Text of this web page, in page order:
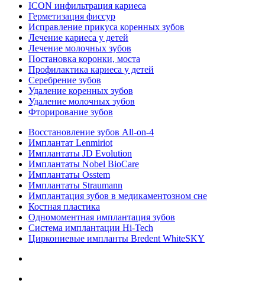
ICON инфильтрация кариеса
Герметизация фиссур
Исправление прикуса коренных зубов
Лечение кариеса у детей
Лечение молочных зубов
Постановка коронки, моста
Профилактика кариеса у детей
Серебрение зубов
Удаление коренных зубов
Удаление молочных зубов
Фторирование зубов
Восстановление зубов All‑on‑4
Имплантат Lenmiriot
Имплантаты JD Evolution
Имплантаты Nobel BioСare
Имплантаты Osstem
Имплантаты Straumann
Имплантация зубов в медикаментозном сне
Костная пластика
Одномоментная имплантация зубов
Система имплантации Hi-Tech
Циркониевые импланты Bredent WhiteSKY